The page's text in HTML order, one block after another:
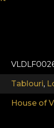
Tablouri,
House of